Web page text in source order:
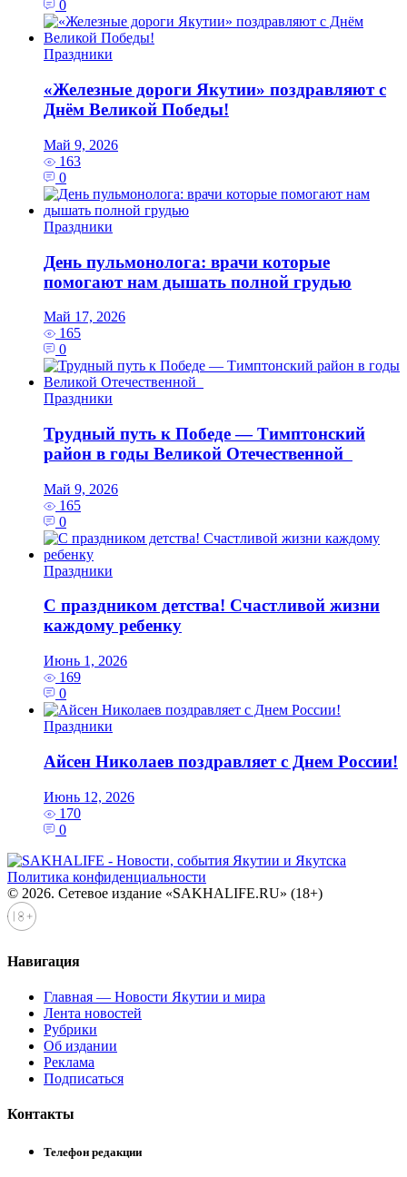
0
Праздники
«Железные дороги Якутии» поздравляют с
Днём Великой Победы!
Май 9, 2026
163
0
Праздники
День пульмонолога: врачи которые
помогают нам дышать полной грудью
Май 17, 2026
165
0
Праздники
Трудный путь к Победе — Тимптонский
район в годы Великой Отечественной
Май 9, 2026
165
0
Праздники
С праздником детства! Счастливой жизни
каждому ребенку
Июнь 1, 2026
169
0
Праздники
Айсен Николаев поздравляет с Днем России!
Июнь 12, 2026
170
0
Политика конфиденциальности
© 2026. Сетевое издание «SAKHALIFE.RU» (18+)
Навигация
Главная — Новости Якутии и мира
Лента новостей
Рубрики
Об издании
Реклама
Подписаться
Контакты
Телефон редакции